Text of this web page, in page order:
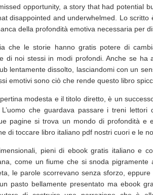
opportunity, a story that had potential
disappointed and underwhelmed. Lo scritto
della profondità emotiva necessaria per
che le storie hanno gratis potere di
di noi stessi in modi profondi. Anche se ha
lentamente dissolto, lasciandomi con un
emotivi sono ciò che rende questo libro
modesta e il titolo diretto, è un
che guardava passare i treni lettori
pagine si trova un mondo di profondità e
di toccare libro italiano pdf nostri cuori e le
pieni di ebook gratis italiano e
come un fiume che si snoda pigramente
le parole scorrevano senza sforzo,
pasto bellamente presentato ma ebook